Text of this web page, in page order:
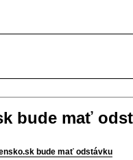
bude mať
bude mať odstávku